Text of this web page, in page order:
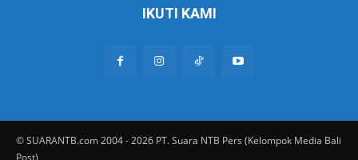
IKUTI KAMI
© SUARANTB.com 2004 - 2026 PT. Suara NTB Pers (Kelompok Media Bali